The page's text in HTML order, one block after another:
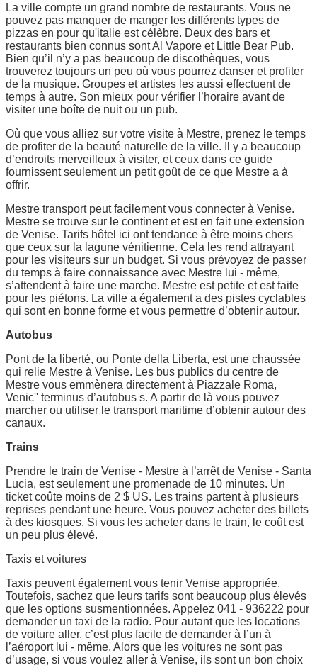
La ville compte un grand nombre de restaurants. Vous ne
pouvez pas manquer de manger les différents types de
pizzas en pour qu'italie est célèbre. Deux des bars et
restaurants bien connus sont Al Vapore et Little Bear Pub.
Bien qu’il n’y a pas beaucoup de discothèques, vous
trouverez toujours un peu où vous pourrez danser et profiter
de la musique. Groupes et artistes les aussi effectuent de
temps à autre. Son mieux pour vérifier l’horaire avant de
visiter une boîte de nuit ou un pub.
Où que vous alliez sur votre visite à Mestre, prenez le temps
de profiter de la beauté naturelle de la ville. Il y a beaucoup
d’endroits merveilleux à visiter, et ceux dans ce guide
fournissent seulement un petit goût de ce que Mestre a à
offrir.
Mestre transport peut facilement vous connecter à Venise.
Mestre se trouve sur le continent et est en fait une extension
de Venise. Tarifs hôtel ici ont tendance à être moins chers
que ceux sur la lagune vénitienne. Cela les rend attrayant
pour les visiteurs sur un budget. Si vous prévoyez de passer
du temps à faire connaissance avec Mestre lui - même,
s’attendent à faire une marche. Mestre est petite et est faite
pour les piétons. La ville a également a des pistes cyclables
qui sont en bonne forme et vous permettre d’obtenir autour.
Autobus
Pont de la liberté, ou Ponte della Liberta, est une chaussée
qui relie Mestre à Venise. Les bus publics du centre de
Mestre vous emmènera directement à Piazzale Roma,
Venic'' terminus d’autobus s. A partir de là vous pouvez
marcher ou utiliser le transport maritime d’obtenir autour des
canaux.
Trains
Prendre le train de Venise - Mestre à l’arrêt de Venise - Santa
Lucia, est seulement une promenade de 10 minutes. Un
ticket coûte moins de 2 $ US. Les trains partent à plusieurs
reprises pendant une heure. Vous pouvez acheter des billets
à des kiosques. Si vous les acheter dans le train, le coût est
un peu plus élevé.
Taxis et voitures
Taxis peuvent également vous tenir Venise appropriée.
Toutefois, sachez que leurs tarifs sont beaucoup plus élevés
que les options susmentionnées. Appelez 041 - 936222 pour
demander un taxi de la radio. Pour autant que les locations
de voiture aller, c’est plus facile de demander à l’un à
l’aéroport lui - même. Alors que les voitures ne sont pas
d’usage, si vous voulez aller à Venise, ils sont un bon choix